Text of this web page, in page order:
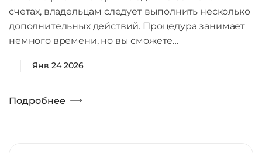
счетах, владельцам следует выполнить несколько
дополнительных действий. Процедура занимает
немного времени, но вы сможете…
Янв 24 2026
Подробнее